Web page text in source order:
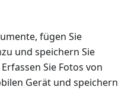
fügen Sie
und speichern Sie
Sie Fotos von
Gerät und speichern